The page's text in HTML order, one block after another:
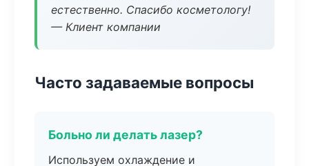
естественно. Спасибо косметологу!
— Клиент компании
Часто задаваемые вопросы
Больно ли делать лазер?
Используем охлаждение и